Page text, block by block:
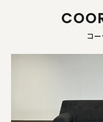
コ